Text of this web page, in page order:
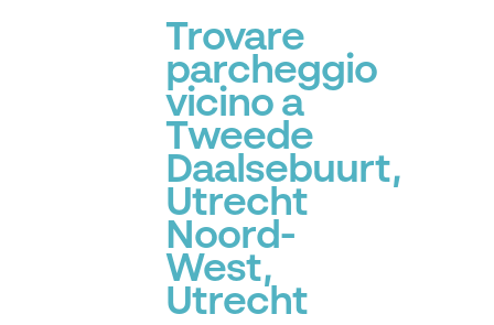
P
Trovare
parcheggio
vicino a
Tweede
Daalsebuurt,
Utrecht
Noord-
West,
Utrecht